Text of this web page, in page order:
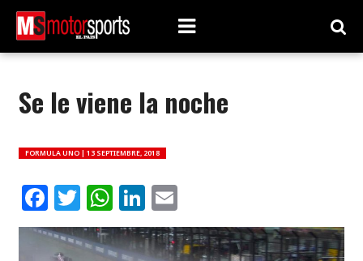
Se le viene la noche
FORMULA UNO | 13 SEPTIEMBRE, 2018
Facebook
Twitter
WhatsApp
LinkedIn
Email